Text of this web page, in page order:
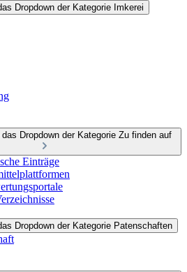
Dropdown der Kategorie Imkerei
Dropdown der Kategorie Zu finden auf
Einträge
Dropdown der Kategorie Patenschaften